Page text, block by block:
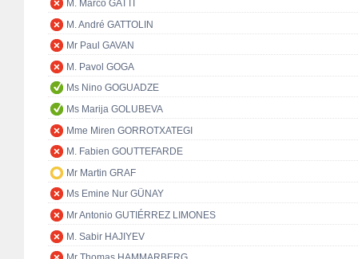
M. Marco GATTI
M. André GATTOLIN
Mr Paul GAVAN
M. Pavol GOGA
Ms Nino GOGUADZE
Ms Marija GOLUBEVA
Mme Miren GORROTXATEGI
M. Fabien GOUTTEFARDE
Mr Martin GRAF
Ms Emine Nur GÜNAY
Mr Antonio GUTIÉRREZ LIMONES
M. Sabir HAJIYEV